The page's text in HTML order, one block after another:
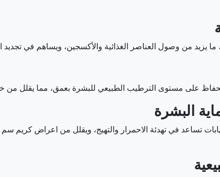
يزيد من وصول العناصر الغذائية والأكسجين، ويساهم في
على مستوى الترطيب الطبيعي للبشرة بعمق، مما يقلل من
البشرة
تساعد في تهدئة الاحمرار والتهيج، ويقلل من اعراض كريم